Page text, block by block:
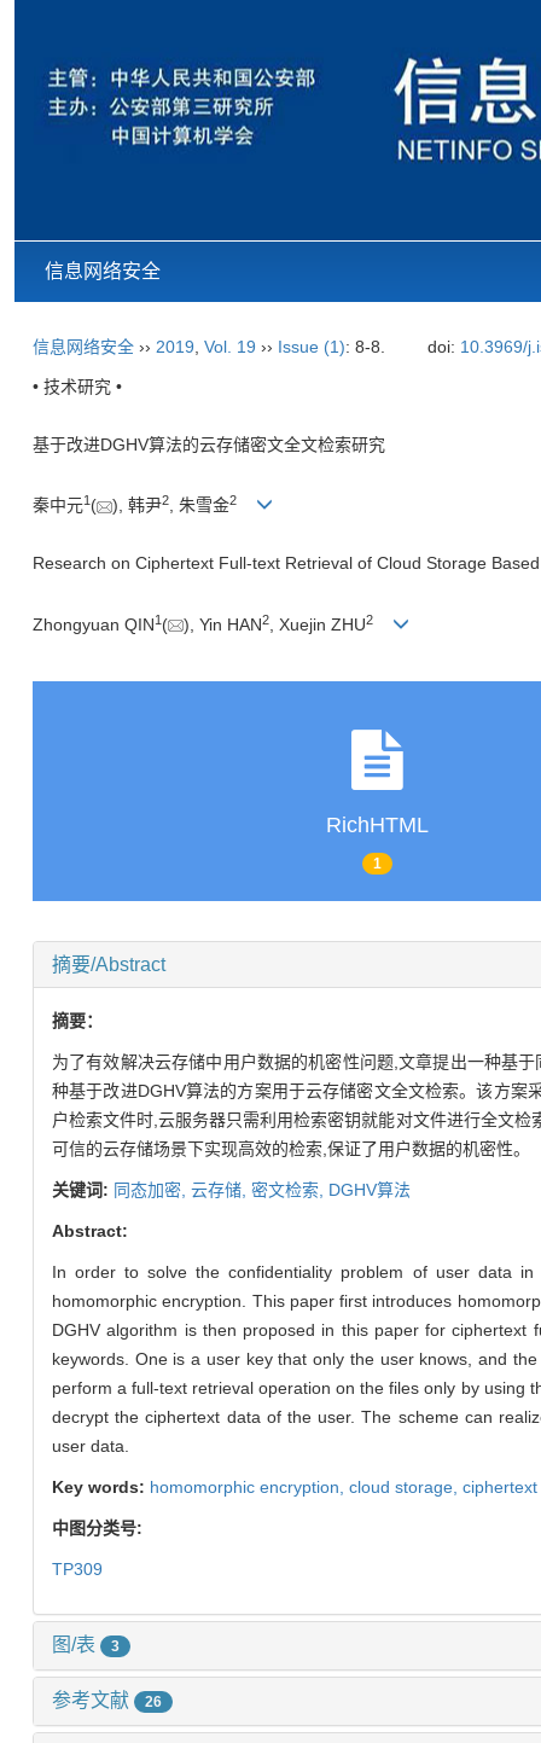
信息网络安全
信息网络安全 ›› 2019 Vol. 19 ›› Issue (1): 8-8. doi: 10.3969/
• 技术研究 •
基于改进DGHV算法的云存储密文全文检索研究
秦中元1 ( ), 韩尹2, 朱雪金2
Research on Ciphertext Full-text Retrieval of Cloud Storage
Zhongyuan QIN1 ( ), Yin HAN2 , Xuejin ZHU2
RichHTML
1
摘要/Abstract
摘要：
为了有效解决云存储中用户数据的机密性问题,文章提出一种基
种基于改进DGHV算法的方案用于云存储密文全文检索。该方
户检索文件时,云服务器只需利用检索密钥就能对文件进行全文
可信的云存储场景下实现高效的检索,保证了用户数据的机密性。
关键词: 同态加密, 云存储, 密文检索, DGHV算法
Abstract:
In order to solve the confidentiality problem of user data
homomorphic encryption. This paper first introduces
DGHV algorithm is then proposed in this paper for
keywords. One is a user key that only the user knows, and
perform a full-text retrieval operation on the files only by using
decrypt the ciphertext data of the user. The scheme can
user data.
Key words: homomorphic encryption, cloud storage,
中图分类号:
TP309
图/表 3
参考文献 26